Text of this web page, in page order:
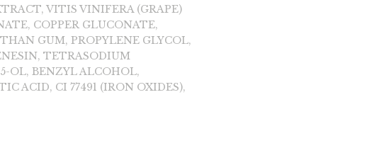
VITIS VINIFERA (GRAPE)
COPPER GLUCONATE,
GUM, PROPYLENE GLYCOL,
TETRASODIUM
OL, BENZYL ALCOHOL,
ACID, CI 77491 (IRON OXIDES),